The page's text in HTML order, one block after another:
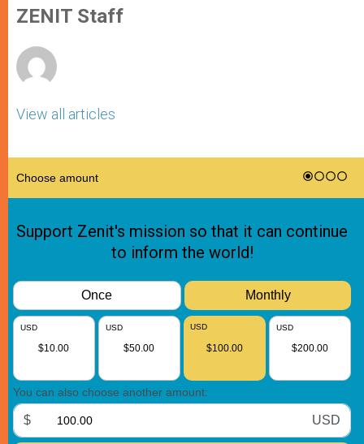
p
p
g
e
o
k
ZENIT Staff
View all articles